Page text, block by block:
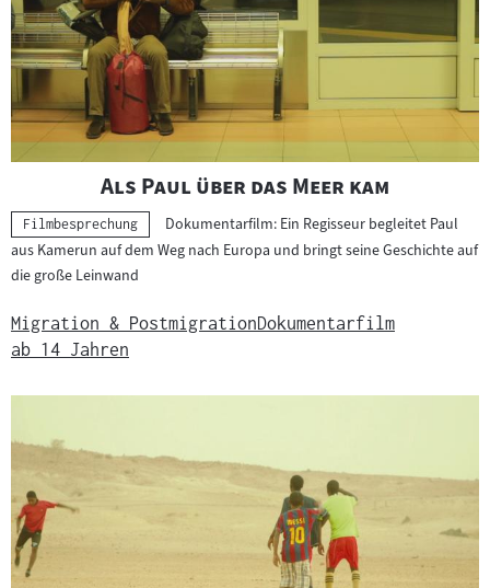
e
r
g
e
b
s
e
"
Als Paul über das Meer kam
Kategorie:
Filmbesprechung
Dokumentarfilm: Ein Regisseur begleitet Paul
aus Kamerun auf dem Weg nach Europa und bringt seine Geschichte auf
die große Leinwand
Migration & PostmigrationDokumentarfilm
ab 14 Jahren